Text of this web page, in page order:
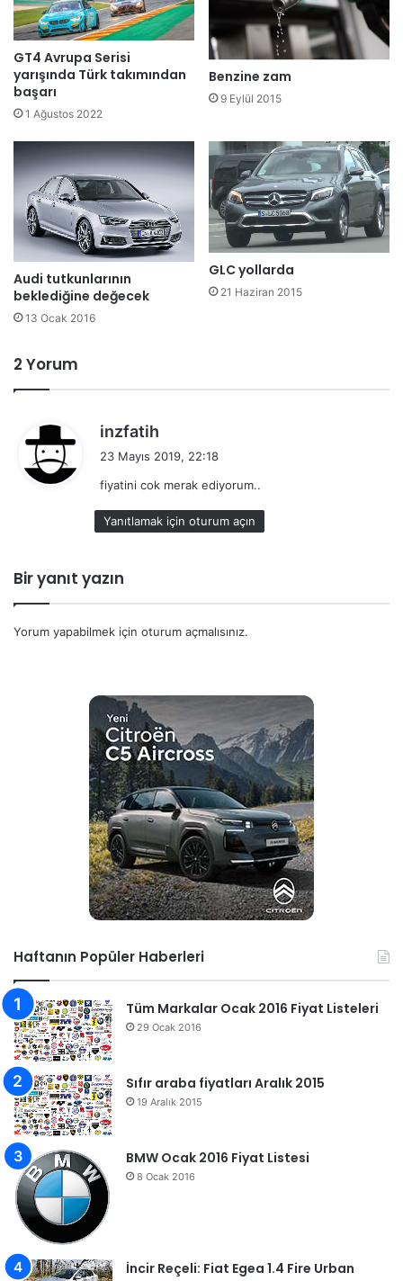
GT4 Avrupa Serisi
yarışında Türk takımından
başarı
1 Ağustos 2022
Benzine zam
9 Eylül 2015
Audi tutkunlarının
beklediğine değecek
13 Ocak 2016
GLC yollarda
21 Haziran 2015
2 Yorum
inzfatih
e
i
k
i
23 Mayıs 2019, 22:18
fiyatini cok merak ediyorum..
Yanıtlamak için oturum açın
Bir yanıt yazın
Yorum yapabilmek için oturum açmalısınız.
Haftanın Popüler Haberleri
Tüm Markalar Ocak 2016 Fiyat Listeleri
29 Ocak 2016
Sıfır araba fiyatları Aralık 2015
19 Aralık 2015
BMW Ocak 2016 Fiyat Listesi
8 Ocak 2016
İncir Reçeli: Fiat Egea 1.4 Fire Urban